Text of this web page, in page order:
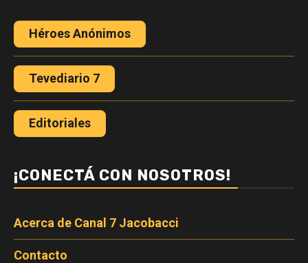
Héroes Anónimos
Tevediario 7
Editoriales
¡CONECTÁ CON NOSOTROS!
Acerca de Canal 7 Jacobacci
Contacto